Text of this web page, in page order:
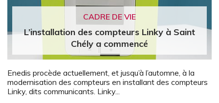
CADRE DE VIE
L’installation des compteurs Linky à Saint
Chély a commencé
Enedis procède actuellement, et jusqu’à l’automne, à la
modernisation des compteurs en installant des compteurs
Linky, dits communicants. Linky...